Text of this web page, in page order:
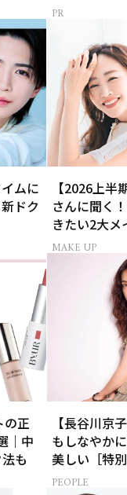
ムに
ドク
【2026上半
さんに聞く
きたい2大メ
MAKE UP
の正
｜中
も
【長谷川京
もしなやか
美しい［特別
PEOPLE